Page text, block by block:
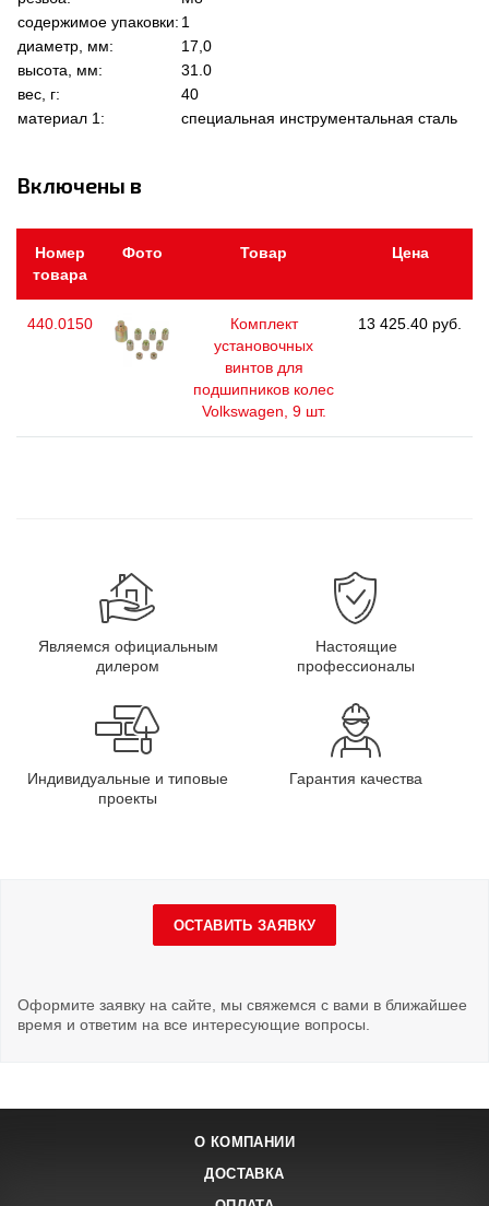
содержимое упаковки: 1
диаметр, мм:
17,0
высота, мм:
31.0
вес, г:
40
материал 1:
специальная инструментальная сталь
Включены в
Номер
товара
Фото Товар Цена
440.0150
Комплект
установочных
винтов для
подшипников колес
Volkswagen, 9 шт.
13 425.40 руб.
Являемся официальным
дилером
Настоящие
профессионалы
Индивидуальные и типовые
проекты
Гарантия качества
ОСТАВИТЬ ЗАЯВКУ
Оформите заявку на сайте, мы свяжемся с вами в ближайшее
время и ответим на все интересующие вопросы.
О КОМПАНИИ
ДОСТАВКА